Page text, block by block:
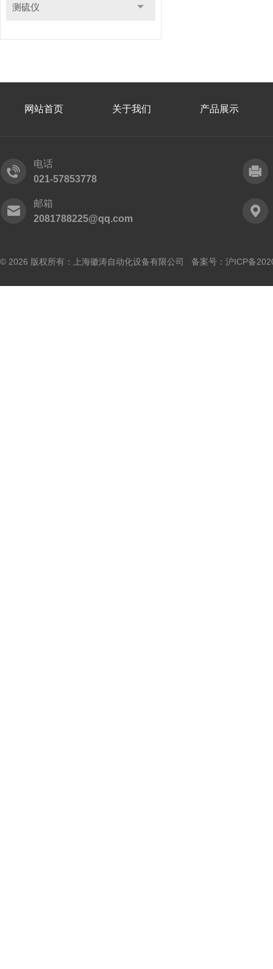
测硫仪
网站首页 关于我们 产品展示
电话
021-57853778
邮箱
2081788225@qq.com
© 2026 版权所有：上海徽涛自动化设备有限公司 备案号： 沪ICP备